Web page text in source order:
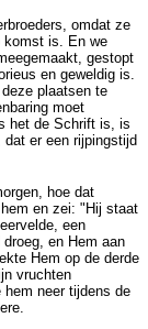
omdat ze
komst is. En we
gestopt
en geweldig is.
plaatsen te
moet
het de Schrift is, is
er een rijpingstijd
hoe dat
en zei: "Hij staat
een
en Hem aan
Hem op de derde
vruchten
neer tijdens de